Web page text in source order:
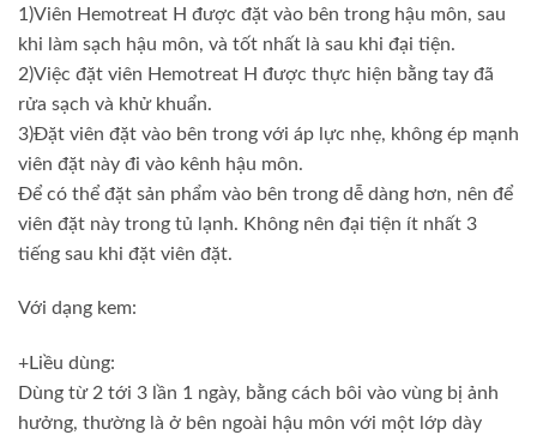
1)Viên Hemotreat H được đặt vào bên trong hậu môn, sau
khi làm sạch hậu môn, và tốt nhất là sau khi đại tiện.
2)Việc đặt viên Hemotreat H được thực hiện bằng tay đã
rửa sạch và khử khuẩn.
3)Đặt viên đặt vào bên trong với áp lực nhẹ, không ép mạnh
viên đặt này đi vào kênh hậu môn.
Để có thể đặt sản phẩm vào bên trong dễ dàng hơn, nên để
viên đặt này trong tủ lạnh. Không nên đại tiện ít nhất 3
tiếng sau khi đặt viên đặt.
Với dạng kem:
+Liều dùng:
Dùng từ 2 tới 3 lần 1 ngày, bằng cách bôi vào vùng bị ảnh
hưởng, thường là ở bên ngoài hậu môn với một lớp dày